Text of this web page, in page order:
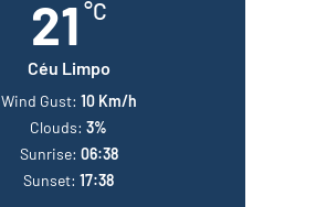
21 °C
Céu Limpo
Wind Gust: 10 Km/h
Clouds: 3%
Sunrise: 06:38
Sunset: 17:38